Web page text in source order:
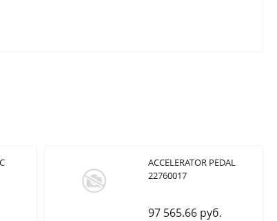
ACCELERATOR PEDAL
22760017
97 565.66 руб.